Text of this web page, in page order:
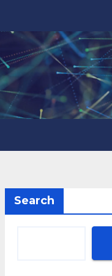
Search